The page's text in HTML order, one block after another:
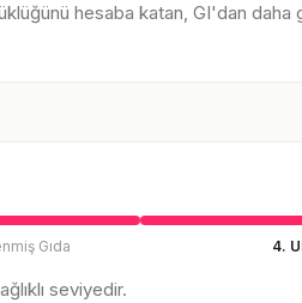
hesaba katan, GI'dan daha
Gıda 4.
seviyedir.